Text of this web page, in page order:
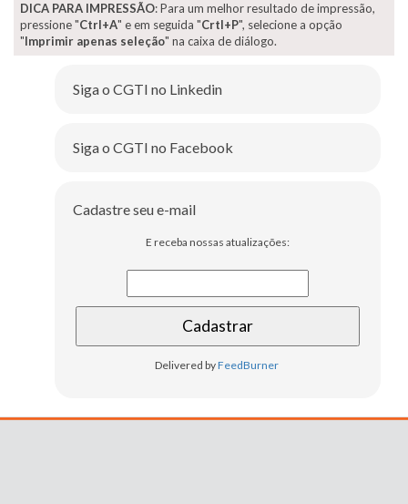
DICA PARA IMPRESSÃO: Para um melhor resultado de impressão,
pressione "Ctrl+A" e em seguida "Crtl+P", selecione a opção
"Imprimir apenas seleção" na caixa de diálogo.
Siga o CGTI no Linkedin
Siga o CGTI no Facebook
Cadastre seu e-mail
E receba nossas atualizações:
Delivered byFeedBurner